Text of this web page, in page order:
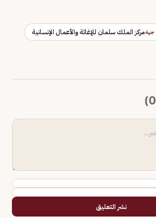
جهةمركز الملك سلمان للإغاثة والأعمال الإنسانية
0
)
نشر التعليق